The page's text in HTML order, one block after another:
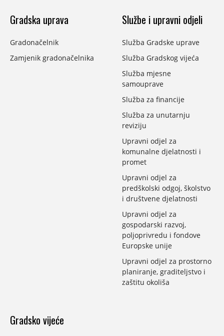
Gradska uprava
Gradonačelnik
Zamjenik gradonačelnika
Službe i upravni odjeli
Služba Gradske uprave
Služba Gradskog vijeća
Služba mjesne
samouprave
Služba za financije
Služba za unutarnju
reviziju
Upravni odjel za
komunalne djelatnosti i
promet
Upravni odjel za
predškolski odgoj, školstvo
i društvene djelatnosti
Upravni odjel za
gospodarski razvoj,
poljoprivredu i fondove
Europske unije
Upravni odjel za prostorno
planiranje, graditeljstvo i
zaštitu okoliša
Gradsko vijeće